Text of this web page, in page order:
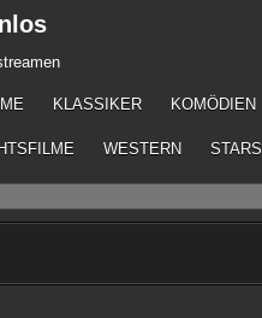
KLASSIKER KOMÖDIEN
WESTERN STARS